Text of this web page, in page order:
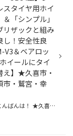
スタイヤ用ホイ
「シンプル」
リザックと組み
し！安全性良
V3＆ベアロッ
イールにタイ
え】★久喜市・
市・鷲宮・幸
皆さま、こんにちは！こんばんは！ ★久喜警察と久喜インターの間にあるタイヤ館久喜です★ いつも当店WEBをご覧いただきありがとうございます！ ※開催中のイベントの詳細はこちら！ ーーーーーーーーーーーーーーーーーーーーーーーーーーーーーーーーーーーーーーーーーー お客様のお車【 スズキ：...